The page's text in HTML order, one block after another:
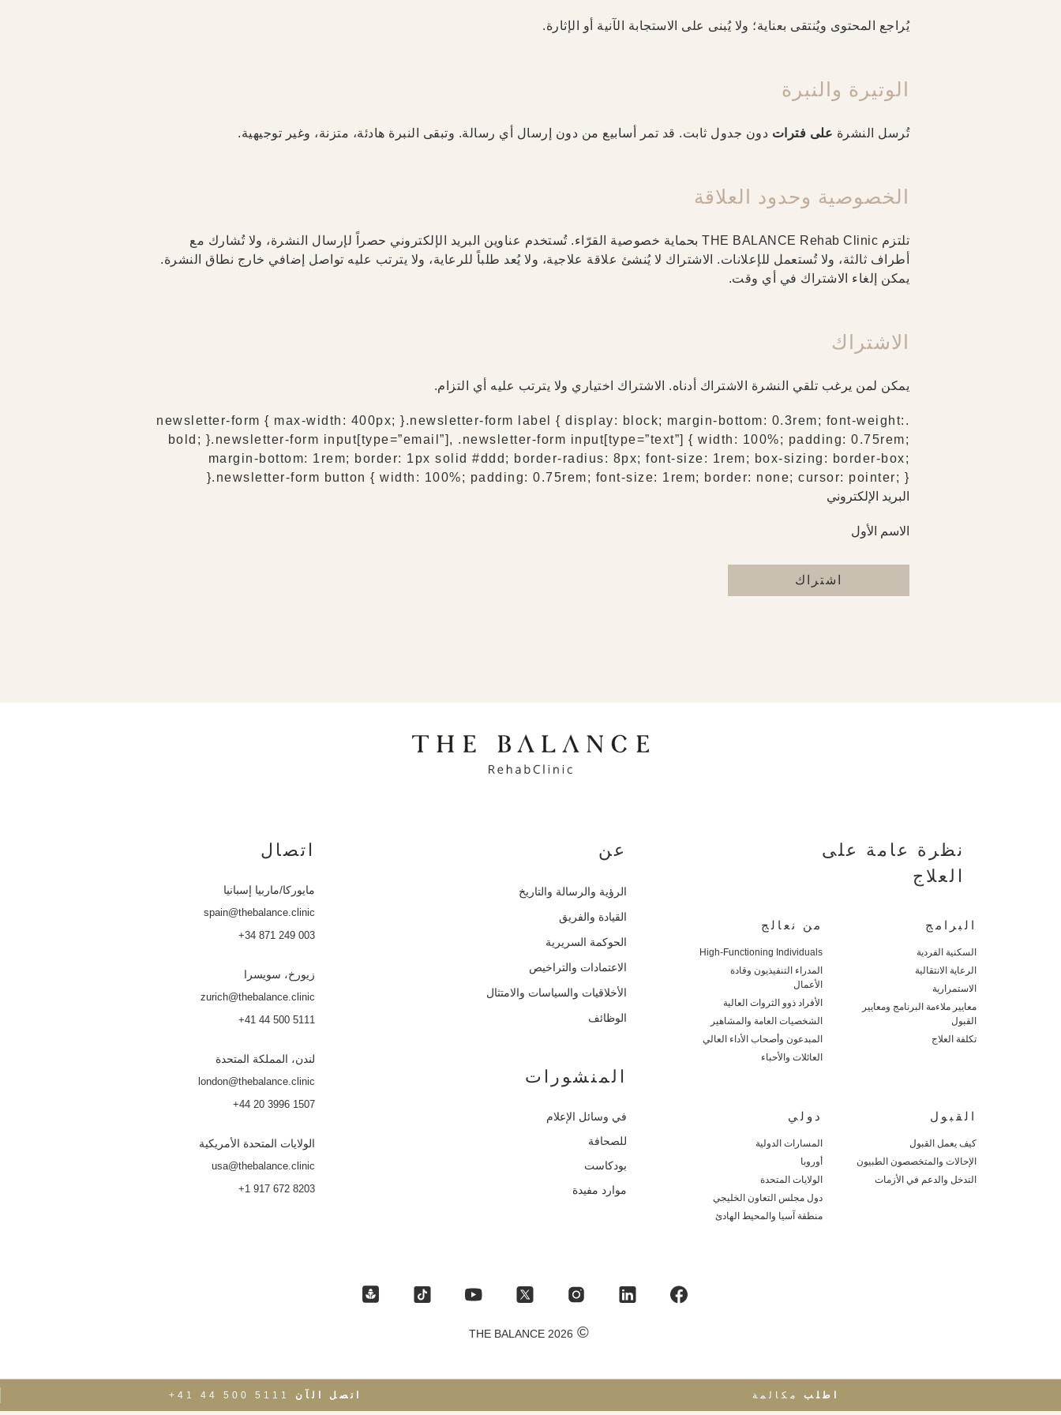
يُراجع المحتوى ويُنتقى بعناية؛ ولا يُبنى على الاستجابة الآنية أو الإثارة.
الوتيرة والنبرة
تُرسل النشرة على فترات دون جدول ثابت. قد تمر أسابيع من دون إرسال أي رسالة. وتبقى النبرة هادئة، متزنة، وغير توجيهية.
الخصوصية وحدود العلاقة
تلتزم THE BALANCE Rehab Clinic بحماية خصوصية القرّاء. تُستخدم عناوين البريد الإلكتروني حصراً لإرسال النشرة، ولا تُشارك مع
أطراف ثالثة، ولا تُستعمل للإعلانات. الاشتراك لا يُنشئ علاقة علاجية، ولا يُعد طلباً للرعاية، ولا يترتب عليه تواصل إضافي خارج نطاق النشرة.
يمكن إلغاء الاشتراك في أي وقت.
الاشتراك
يمكن لمن يرغب تلقي النشرة الاشتراك أدناه. الاشتراك اختياري ولا يترتب عليه أي التزام.
.newsletter-form { max-width: 400px; }.newsletter-form label { display: block; margin-bottom: 0.3rem; font-weight:
bold; }.newsletter-form input[type=”email”], .newsletter-form input[type=”text”] { width: 100%; padding: 0.75rem;
margin-bottom: 1rem; border: 1px solid #ddd; border-radius: 8px; font-size: 1rem; box-sizing: border-box;
}.newsletter-form button { width: 100%; padding: 0.75rem; font-size: 1rem; border: none; cursor: pointer; }
البريد الإلكتروني
الاسم الأول
اشتراك
نظرة عامة على
العلاج
البرامج
السكنية الفردية
الرعاية الانتقالية
الاستمرارية
معايير ملاءمة البرنامج ومعايير
القبول
تكلفة العلاج
من نعالج
High-Functioning Individuals
المدراء التنفيذيون وقادة
الأعمال
الأفراد ذوو الثروات العالية
الشخصيات العامة والمشاهير
المبدعون وأصحاب الأداء العالي
العائلات والأحباء
القبول
كيف يعمل القبول
الإحالات والمتخصصون الطبيون
التدخل والدعم في الأزمات
دولي
المسارات الدولية
أوروبا
الولايات المتحدة
دول مجلس التعاون الخليجي
منطقة آسيا والمحيط الهادئ
عن
الرؤية والرسالة والتاريخ
القيادة والفريق
الحوكمة السريرية
الاعتمادات والتراخيص
الأخلاقيات والسياسات والامتثال
الوظائف
المنشورات
في وسائل الإعلام
للصحافة
بودكاست
موارد مفيدة
اتصال
مايوركا/ماربيا إسبانيا
spain@thebalance.clinic
+34 871 249 003
زيورخ، سويسرا
zurich@thebalance.clinic
+41 44 500 5111
لندن، المملكة المتحدة
london@thebalance.clinic
+44 20 3996 1507
الولايات المتحدة الأمريكية
usa@thebalance.clinic
+1 917 672 8203
©
2026 THE BALANCE
اطلب مكالمة اتصل الآن +41 44 500 5111